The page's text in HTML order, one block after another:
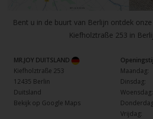
Bent u in de buurt van Berlijn ontdek
Kiefholztraße 253 in
MR.JOY DUITSLAND
Kiefholztraße 253
12435 Berlin
Duitsland
Bekijk op Google Maps
Maandag:
Dinsdag:
Woensdag:
Vrijdag: